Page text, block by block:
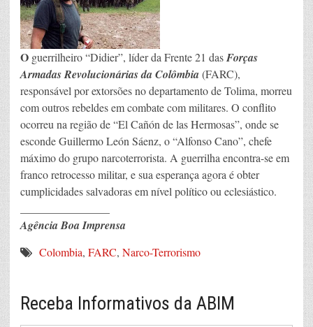
O guerrilheiro “Didier”, líder da Frente 21 dasForças
Armadas Revolucionárias da Colômbia(FARC),
responsável por extorsões no departamento de Tolima, morreu
com outros rebeldes em combate com militares. O conflito
ocorreu na região de “El Cañón de las Hermosas”, onde se
esconde Guillermo León Sáenz, o “Alfonso Cano”, chefe
máximo do grupo narcoterrorista. A guerrilha encontra-se em
franco retrocesso militar, e sua esperança agora é obter
cumplicidades salvadoras em nível político ou eclesiástico.
Agência Boa Imprensa
Colombia, FARC, Narco-Terrorismo
Receba Informativos da ABIM